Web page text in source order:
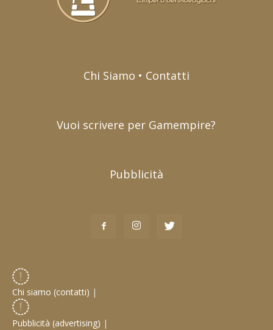
Chi Siamo • Contatti
Vuoi scrivere per Gamempire?
Pubblicità
Chi siamo (contatti) |
Pubblicità (advertising) |